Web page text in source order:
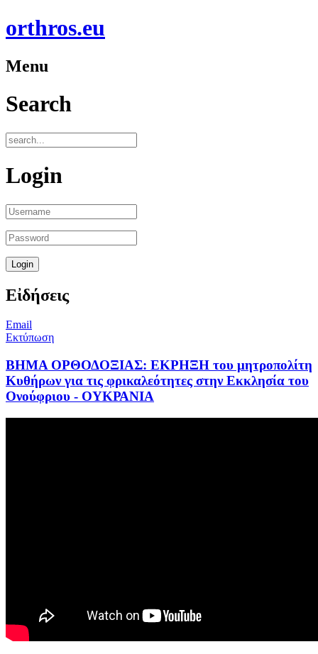
orthros.eu
Menu
Search
Login
Εἰδήσεις
Email
Εκτύπωση
ΒΗΜΑ ΟΡΘΟΔΟΞΙΑΣ: ΕΚΡΗΞΗ του μητροπολίτη
Κυθήρων για τις φρικαλεότητες στην Εκκλησία του
Ονούφριου - ΟΥΚΡΑΝΙΑ